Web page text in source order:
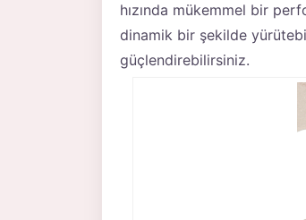
hızında mükemmel bir
dinamik bir şekilde
güçlendirebilirsiniz.